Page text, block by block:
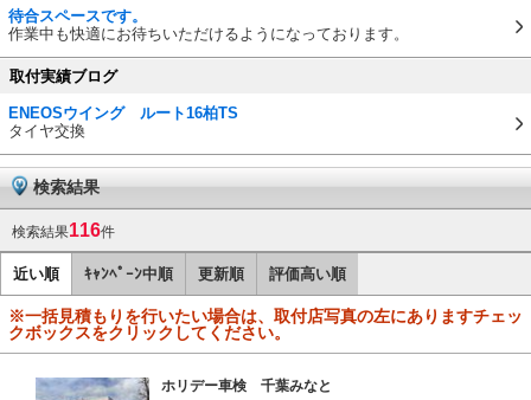
待合スペースです。
作業中も快適にお待ちいただけるようになっております。
取付実績ブログ
ENEOSウイング ルート16柏TS
タイヤ交換
検索結果
検索結果116件
近い順 ｷｬﾝﾍﾟｰﾝ中順 更新順 評価高い順
※一括見積もりを行いたい場合は、取付店写真の左にありますチェッ
クボックスをクリックしてください。
ホリデー車検 千葉みなと